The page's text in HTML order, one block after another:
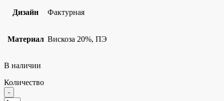
Дизайн Фактурная
Материал Вискоза 20%, ПЭ
В наличии
Количество
Quantity
-